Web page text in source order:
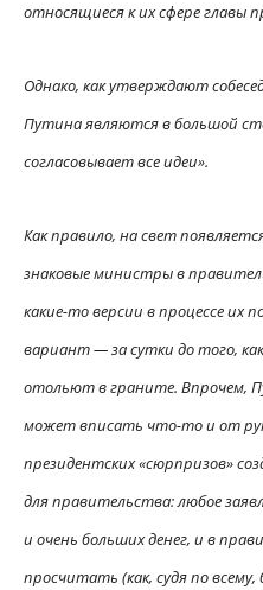
относящиеся к их сфере главы
Однако, как утверждают
Путина являются в большой
согласовывает все идеи».
Как правило, на свет
знаковые министры в
какие-то версии в процессе их
вариант — за сутки до того,
отольют в граните. Впрочем,
может вписать что-то и от
президентских «сюрпризов»
для правительства: любое
и очень больших денег, и в
просчитать (как, судя по